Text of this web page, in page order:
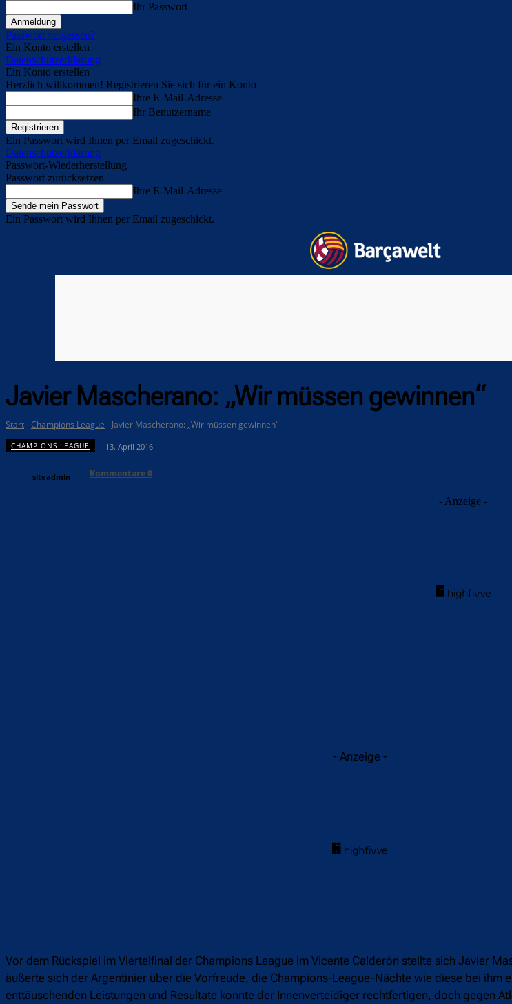
Ihr Passwort
Passwort vergessen?
Ein Konto erstellen
Datenschutzerklärung
Ein Konto erstellen
Herzlich willkommen! Registrieren Sie sich für ein Konto
Ihre E-Mail-Adresse
Ihr Benutzername
Ein Passwort wird Ihnen per Email zugeschickt.
Datenschutzerklärung
Passwort-Wiederherstellung
Passwort zurücksetzen
Ihre E-Mail-Adresse
Ein Passwort wird Ihnen per Email zugeschickt.
Javier Mascherano: „Wir müssen gewinnen“
Start Champions League Javier Mascherano: „Wir müssen gewinnen“
CHAMPIONS LEAGUE 13. April 2016
siteadmin Kommentare0
- Anzeige -
- Anzeige -
Vor dem Rückspiel im Viertelfinal der Champions League im Vicente Calderón stellte sich Javier
äußerte sich der Argentinier über die Vorfreude, die Champions-League-Nächte wie diese bei ihm
enttäuschenden Leistungen und Resultate konnte der Innenverteidiger rechtfertigen, doch gegen